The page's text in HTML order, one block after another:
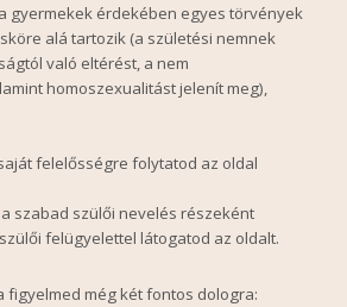
gyermekek érdekében egyes törvények
alá tartozik (a születési nemnek
való eltérést, a nem
homoszexualitást jelenít meg),
felelősségre folytatod az oldal
szabad szülői nevelés részeként
felügyelettel látogatod az oldalt.
figyelmed még két fontos dologra: